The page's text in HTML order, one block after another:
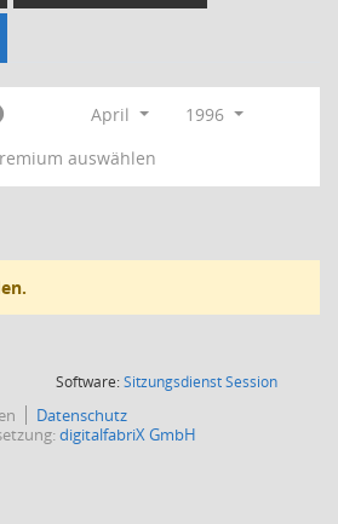
April
1996
auswählen
Software:SitzungsdienstSession(Wird in
Datenschutz
digitalfabriX GmbH